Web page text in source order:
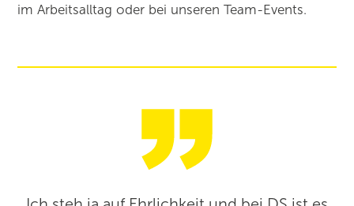
im Arbeitsalltag oder bei unseren Team-Events.